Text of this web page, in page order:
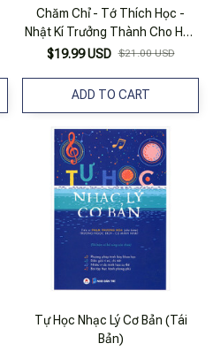
Chăm Chỉ - Tớ Thích Học -
Nhật Kí Trưởng Thành Cho Học
Sinh Tiểu Học
$19.99 USD $21.00 USD
ADD TO CART
Tự Học Nhạc Lý Cơ Bản (Tái
Bản)